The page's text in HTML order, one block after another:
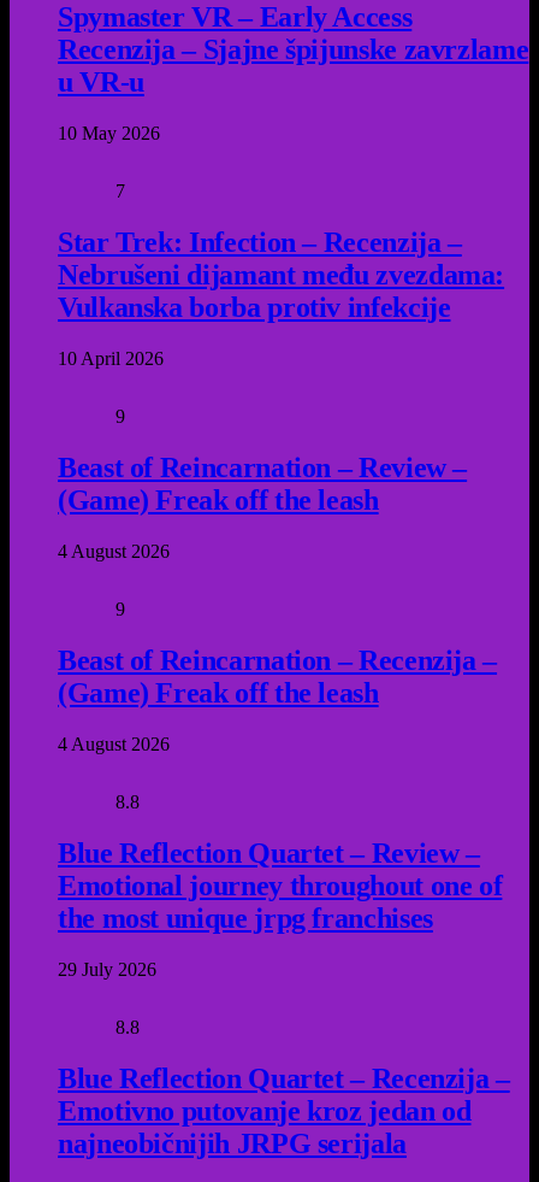
Spymaster VR – Early Access
Recenzija – Sjajne špijunske zavrzlame
u VR-u
10 May 2026
7
Star Trek: Infection – Recenzija –
Nebrušeni dijamant među zvezdama:
Vulkanska borba protiv infekcije
10 April 2026
9
Beast of Reincarnation – Review –
(Game) Freak off the leash
4 August 2026
9
Beast of Reincarnation – Recenzija –
(Game) Freak off the leash
4 August 2026
8.8
Blue Reflection Quartet – Review –
Emotional journey throughout one of
the most unique jrpg franchises
29 July 2026
8.8
Blue Reflection Quartet – Recenzija –
Emotivno putovanje kroz jedan od
najneobičnijih JRPG serijala